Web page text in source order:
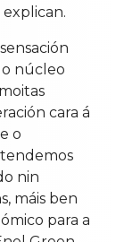
núcleo
cara á
o
nin
máis ben
para a